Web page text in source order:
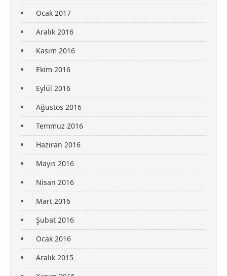
Ocak 2017
Aralık 2016
Kasım 2016
Ekim 2016
Eylül 2016
Ağustos 2016
Temmuz 2016
Haziran 2016
Mayıs 2016
Nisan 2016
Mart 2016
Şubat 2016
Ocak 2016
Aralık 2015